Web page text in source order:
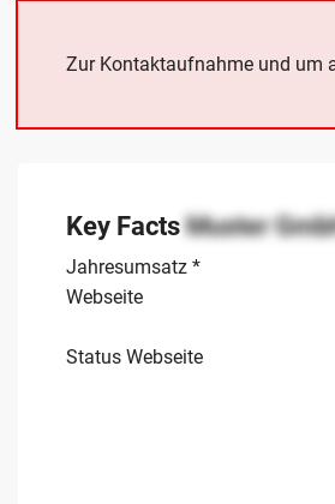
Zur Kontaktaufnahme und um
Key FactsMuster
Jahresumsatz *
Webseite
Status Webseite